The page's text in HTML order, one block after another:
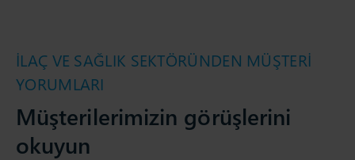
İLAÇ VE SAĞLIK SEKTÖRÜNDEN MÜŞTERİ
YORUMLARI
Müşterilerimizin görüşlerini
okuyun